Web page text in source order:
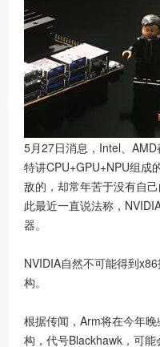
5月27日消息，Intel、
特讲CPU+GPU+NPU组成
敌的，却常年苦于没有自
此最近一直说法称，
器。
NVIDIA自然不可能得到
构。
根据传闻，Arm将在今年
构，代号Blackhawk，可